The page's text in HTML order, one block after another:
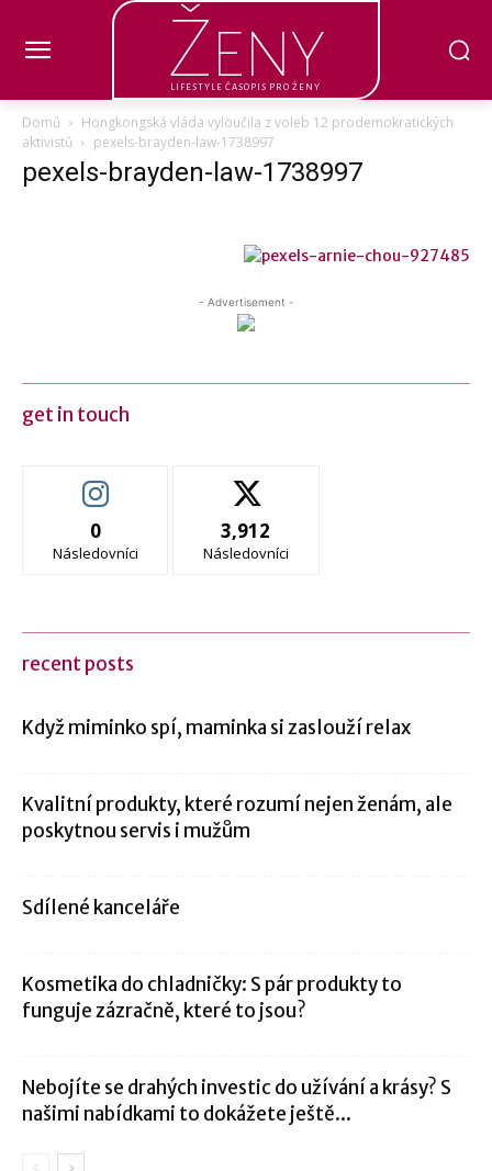
Ženy
LIFESTYLE ČASOPIS PRO ŽENY
Domů
Hongkongská vláda vyloučila z voleb 12 prodemokratických
aktivistů
pexels-brayden-law-1738997
pexels-brayden-law-1738997
- Advertisement -
get in touch
0
Následovníci
3,912
Následovníci
recent posts
Když miminko spí, maminka si zaslouží relax
Kvalitní produkty, které rozumí nejen ženám, ale
poskytnou servis i mužům
Sdílené kanceláře
Kosmetika do chladničky: S pár produkty to
funguje zázračně, které to jsou?
Nebojíte se drahých investic do užívání a krásy? S
našimi nabídkami to dokážete ještě...